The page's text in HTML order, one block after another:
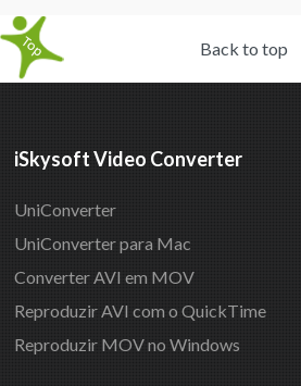
Back to top
iSkysoft Video Converter
UniConverter
UniConverter para Mac
Converter AVI em MOV
Reproduzir AVI com o QuickTime
Reproduzir MOV no Windows